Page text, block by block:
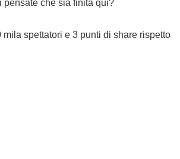
pensate che sia finita qui?
mila spettatori e 3 punti di share rispetto